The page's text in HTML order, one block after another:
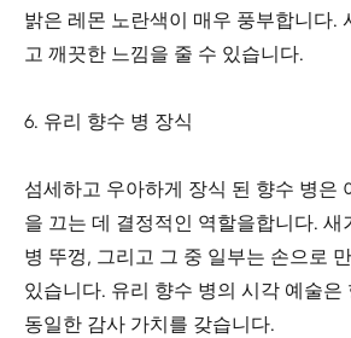
밝은 레몬 노란색이 매우 풍부합니다.
고 깨끗한 느낌을 줄 수 있습니다.
6. 유리 향수 병 장식
섬세하고 우아하게 장식 된 향수 병은
을 끄는 데 결정적인 역할을합니다. 새
병 뚜껑, 그리고 그 중 일부는 손으로
있습니다. 유리 향수 병의 시각 예술은
동일한 감사 가치를 갖습니다.